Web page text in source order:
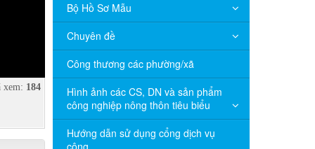
xem: 184
Bộ Hồ Sơ Mẫu
Chuyên đề
Công thương các phường/xã
Hình ảnh các CS, DN và sản phẩm
công nghiệp nông thôn tiêu biểu
Hướng dẫn sử dụng cổng dịch vụ
công